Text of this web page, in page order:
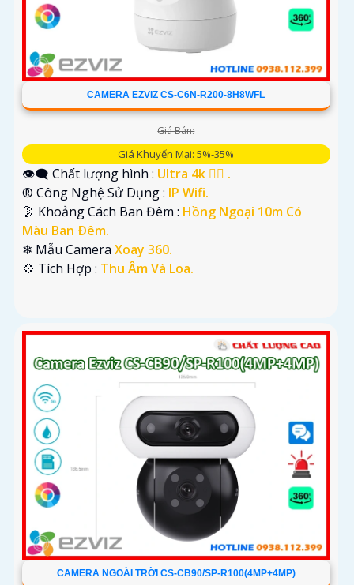
CAMERA EZVIZ CS-C6N-R200-8H8WFL
Giá Bán:
Giá Khuyến Mại: 5%-35%
👁️‍🗨 Chất lượng hình : Ultra 4k 👍🏾 .
®️ Công Nghệ Sử Dụng : IP Wifi.
🌛 Khoảng Cách Ban Đêm : Hồng Ngoại 10m Có
Màu Ban Ðêm.
❄ Mẫu Camera Xoay 360.
️💠 Tích Hợp : Thu Âm Và Loa.
CAMERA NGOÀI TRỜI CS-CB90/SP-R100(4MP+4MP)